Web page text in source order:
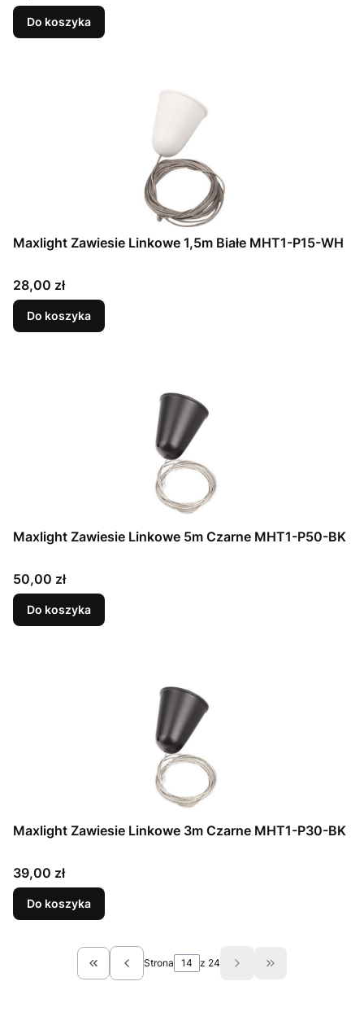
Do koszyka
Maxlight Zawiesie Linkowe 1,5m Białe MHT1-P15-WH
Cena
28,00 zł
Do koszyka
Maxlight Zawiesie Linkowe 5m Czarne MHT1-P50-BK
Cena
50,00 zł
Do koszyka
Maxlight Zawiesie Linkowe 3m Czarne MHT1-P30-BK
Cena
39,00 zł
Do koszyka
Wróć do pierwszej strony z produktami
Strona z 24 Przejdź do